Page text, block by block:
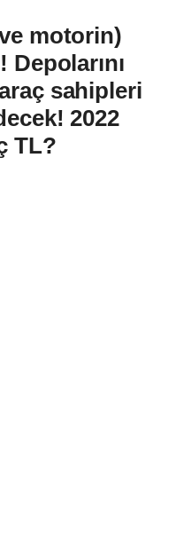
motorin)
sahipleri
2022
TL?